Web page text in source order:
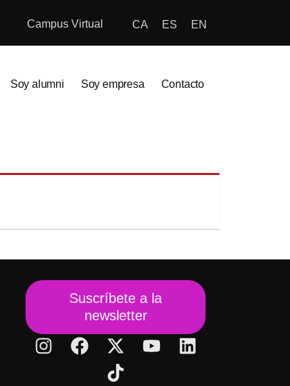
Campus Virtual CA ES EN
Soy alumni Soy empresa Contacto
Suscríbete a la
newsletter